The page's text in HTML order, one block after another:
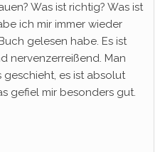
Was ist richtig? Was ist
ich mir immer wieder
gelesen habe. Es ist
nervenzerreißend. Man
geschieht, es ist absolut
gefiel mir besonders gut.